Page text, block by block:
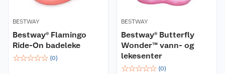
BESTWAY
Bestway® Flamingo
Ride-On badeleke
☆☆☆☆☆ (0)
BESTWAY
Bestway® Butterfly
Wonder™ vann- og
lekesenter
☆☆☆☆☆ (0)